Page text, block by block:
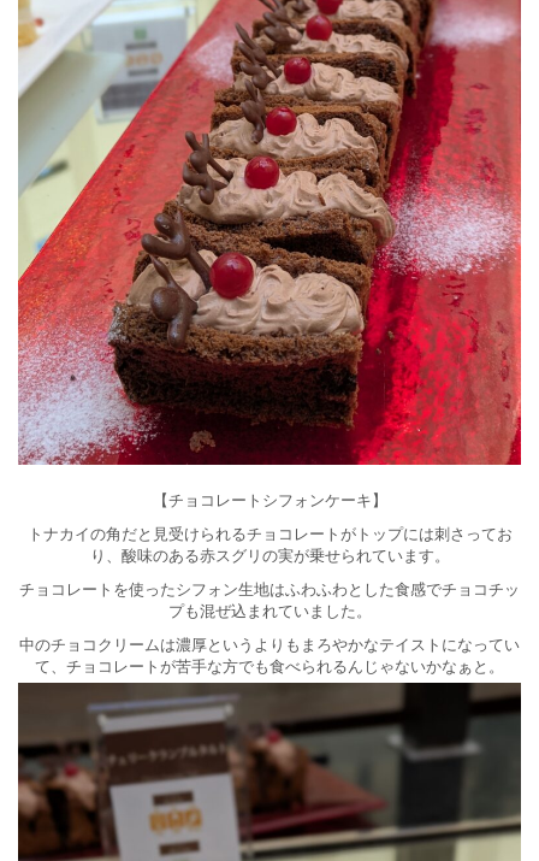
【チョコレートシフォンケーキ】
トナカイの角だと見受けられるチョコレートがトップには刺さってお
り、酸味のある赤スグリの実が乗せられています。
チョコレートを使ったシフォン生地はふわふわとした食感でチョコチッ
プも混ぜ込まれていました。
中のチョコクリームは濃厚というよりもまろやかなテイストになってい
て、チョコレートが苦手な方でも食べられるんじゃないかなぁと。